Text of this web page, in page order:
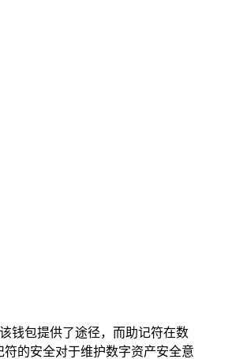
钱包提供了途径，而助记符在数
的安全对于维护数字资产安全意